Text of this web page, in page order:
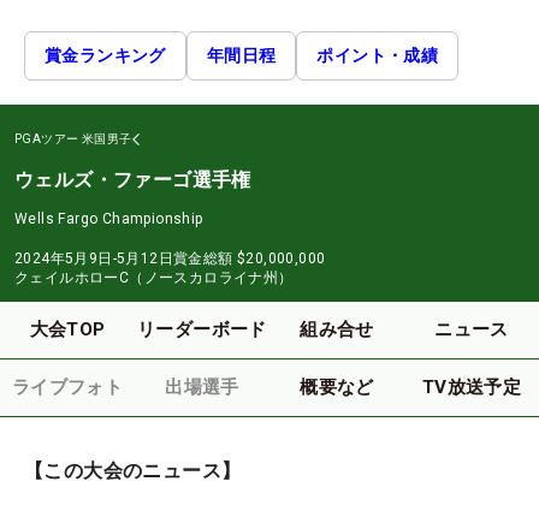
賞金ランキング 年間日程 ポイント・成績
PGAツアー 米国男子
ウェルズ・ファーゴ選手権
Wells Fargo Championship
2024年5月9日-5月12日賞金総額 $20,000,000
クェイルホローC（ノースカロライナ州）
大会TOP リーダーボード 組み合せ ニュース
ライブフォト 出場選手 概要など TV放送予定
【この大会のニュース】